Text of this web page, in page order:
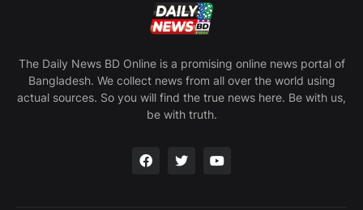
The Daily News BD Online is a promising online news portal of
Bangladesh. We collect news from all over the world using
actual sources. So you will find the true news here. Be with us,
be with truth.